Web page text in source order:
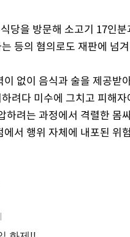
당을 방문해 소고기 17인
등의 혐의로도 재판에 넘
없이 음식과 술을 제공받
려다 미수에 그치고 피해
려는 과정에서 격렬한 몸
서 행위 자체에 내포된 위